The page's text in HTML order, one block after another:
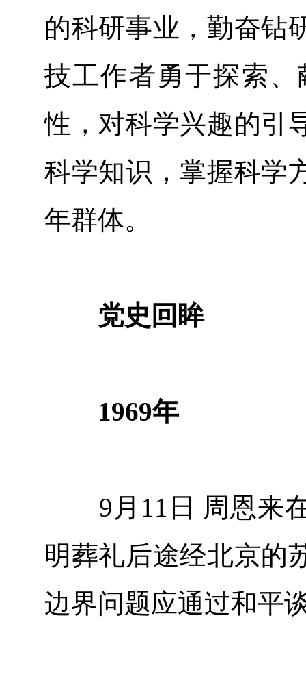
的科研事业，勤奋钻
技工作者勇于探索
性，对科学兴趣的引
科学知识，掌握科学
年群体。
党史回眸
1969年
9月11日 周恩来在
明葬礼后途经北京的
边界问题应通过和平